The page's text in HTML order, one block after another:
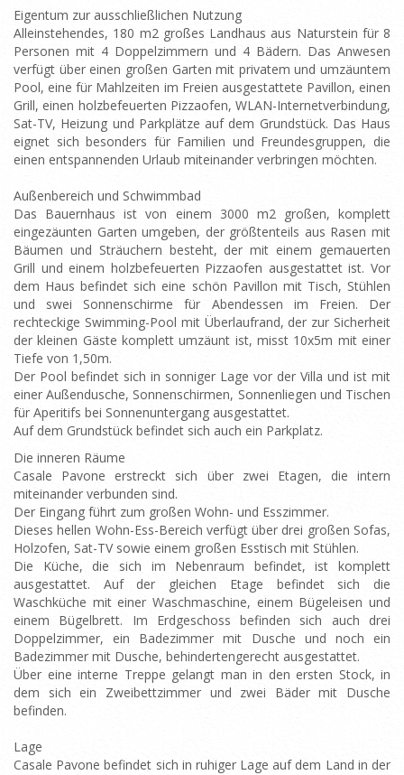
Eigentum zur ausschließlichen Nutzung
Alleinstehendes, 180 m2 großes Landhaus aus Naturstein für 8
Personen mit 4 Doppelzimmern und 4 Bädern. Das Anwesen
verfügt über einen großen Garten mit privatem und umzäuntem
Pool, eine für Mahlzeiten im Freien ausgestattete Pavillon, einen
Grill, einen holzbefeuerten Pizzaofen, WLAN-Internetverbindung,
Sat-TV, Heizung und Parkplätze auf dem Grundstück. Das Haus
eignet sich besonders für Familien und Freundesgruppen, die
einen entspannenden Urlaub miteinander verbringen möchten.
Außenbereich und Schwimmbad
Das Bauernhaus ist von einem 3000 m2 großen, komplett
eingezäunten Garten umgeben, der größtenteils aus Rasen mit
Bäumen und Sträuchern besteht, der mit einem gemauerten
Grill und einem holzbefeuerten Pizzaofen ausgestattet ist. Vor
dem Haus befindet sich eine schön Pavillon mit Tisch, Stühlen
und swei Sonnenschirme für Abendessen im Freien. Der
rechteckige Swimming-Pool mit Überlaufrand, der zur Sicherheit
der kleinen Gäste komplett umzäunt ist, misst 10x5m mit einer
Tiefe von 1,50m.
Der Pool befindet sich in sonniger Lage vor der Villa und ist mit
einer Außendusche, Sonnenschirmen, Sonnenliegen und Tischen
für Aperitifs bei Sonnenuntergang ausgestattet.
Auf dem Grundstück befindet sich auch ein Parkplatz.
Die inneren Räume
Casale Pavone erstreckt sich über zwei Etagen, die intern
miteinander verbunden sind.
Der Eingang führt zum großen Wohn- und Esszimmer.
Dieses hellen Wohn-Ess-Bereich verfügt über drei großen Sofas,
Holzofen, Sat-TV sowie einem großen Esstisch mit Stühlen.
Die Küche, die sich im Nebenraum befindet, ist komplett
ausgestattet. Auf der gleichen Etage befindet sich die
Waschküche mit einer Waschmaschine, einem Bügeleisen und
einem Bügelbrett. Im Erdgeschoss befinden sich auch drei
Doppelzimmer, ein Badezimmer mit Dusche und noch ein
Badezimmer mit Dusche, behindertengerecht ausgestattet.
Über eine interne Treppe gelangt man in den ersten Stock, in
dem sich ein Zweibettzimmer und zwei Bäder mit Dusche
befinden.
Lage
Casale Pavone befindet sich in ruhiger Lage auf dem Land in der